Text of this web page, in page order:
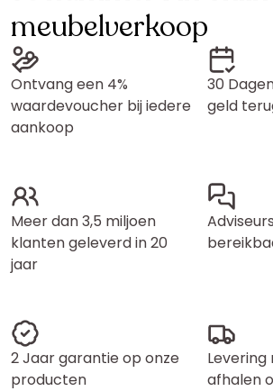
meubelverkoop
Ontvang een 4%
waardevoucher bij iedere
aankoop
30
geld
Meer dan 3,5 miljoen
klanten geleverd in 20
jaar
2 Jaar garantie op onze
producten
Levering
afhalen